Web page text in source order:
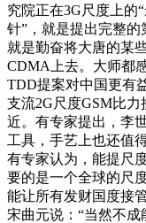
究院正在3G尺度上的
针”，就是提出完整的
就是勤奋将大唐的某
CDMA上去。大师都
TDD提案对中国更有
支流2G尺度GSM比
近。有专家提出，李
工具，手艺上也还值
有专家认为，能提尺
要的是一个全球的尺
能让所有发财国度接
宋曲元说：“当然不